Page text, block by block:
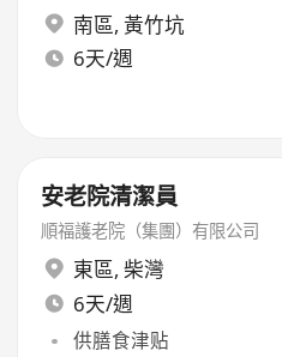
南區, 黃竹坑
6天/週
安老院清潔員
順福護老院（集團）有限公司
東區, 柴灣
6天/週
供膳食津贴